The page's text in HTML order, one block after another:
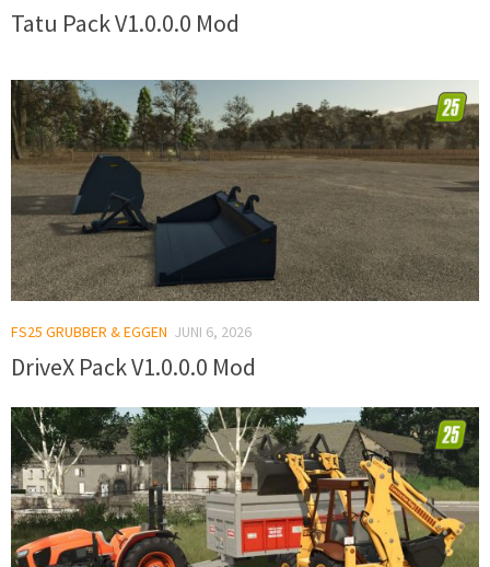
Tatu Pack V1.0.0.0 Mod
FS25 GRUBBER & EGGEN JUNI 6, 2026
DriveX Pack V1.0.0.0 Mod